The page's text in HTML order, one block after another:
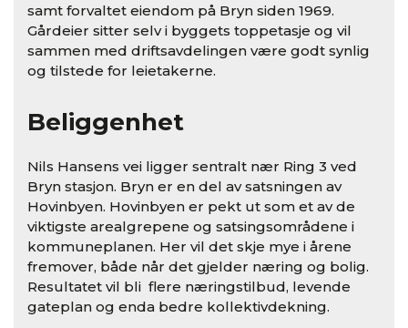
samt forvaltet eiendom på Bryn siden 1969.
Gårdeier sitter selv i byggets toppetasje og vil
sammen med driftsavdelingen være godt synlig
og tilstede for leietakerne.
Beliggenhet
Nils Hansens vei ligger sentralt nær Ring 3 ved
Bryn stasjon. Bryn er en del av satsningen av
Hovinbyen. Hovinbyen er pekt ut som et av de
viktigste arealgrepene og satsingsområdene i
kommuneplanen. Her vil det skje mye i årene
fremover, både når det gjelder næring og bolig.
Resultatet vil bli flere næringstilbud, levende
gateplan og enda bedre kollektivdekning.